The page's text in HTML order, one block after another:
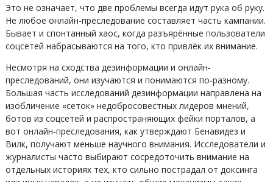
Это не означает, что две проблемы всегда идут рука об руку.
Не любое онлайн-преследование составляет часть кампании.
Бывает и спонтанный хаос, когда разъярённые пользователи
соцсетей набрасываются на того, кто привлёк их внимание.
Несмотря на сходства дезинформации и онлайн-
преследований, они изучаются и понимаются по-разному.
Большая часть исследований дезинформации направлена на
изобличение «сеток» недобросовестных лидеров мнений,
ботов из соцсетей и распространяющих фейки порталов, а
вот онлайн-преследования, как утверждают Бенавидез и
Вилк, получают меньше научного внимания. Исследователи и
журналисты часто выбирают сосредоточить внимание на
отдельных историях тех, кто сильно пострадал от доксинга